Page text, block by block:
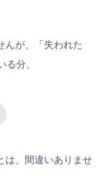
んが、「失われた
る分、
は、間違いありませ